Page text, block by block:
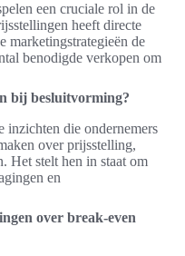
een cruciale rol in de
heeft directe
marketingstrategieën de
benodigde verkopen om
bij besluitvorming?
inzichten die ondernemers
over prijsstelling,
Het stelt hen in staat om
en
over break-even